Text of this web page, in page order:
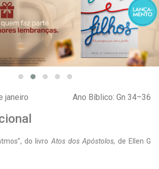
janeiro Ano Bíblico: Gn 34–36
do livroAtos dos Apóstolos, de Ellen G